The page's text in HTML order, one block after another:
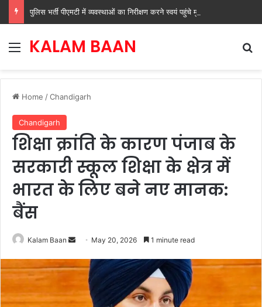
Menu
KALAM BAAN
Home /Chandigarh
Chandigarh
शिक्षा क्रांति के कारण पंजाब के
सरकारी स्कूल शिक्षा के क्षेत्र में
भारत के लिए बने नए मानक:
बैंस
Kalam Baan
Send
email
May 20, 2026 1 minute read